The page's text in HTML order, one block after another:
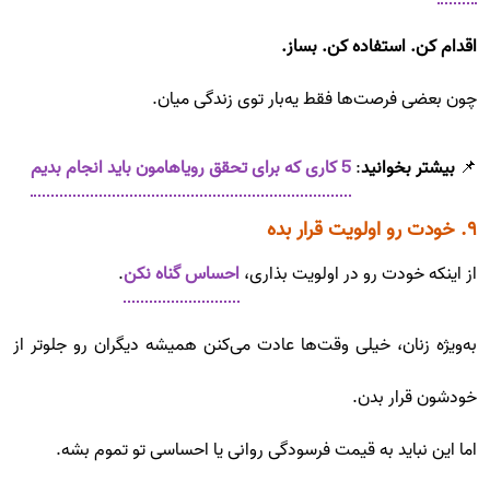
اقدام کن. استفاده کن. بساز.
چون بعضی فرصت‌ها فقط یه‌بار توی زندگی میان.
📌 بیشتر بخوانید:5 کاری که برای تحقق رویاهامون باید انجام بدیم
۹. خودت رو اولویت قرار بده
از اینکه خودت رو در اولویت بذاری،احساس گناه نکن.
به‌ویژه زنان، خیلی وقت‌ها عادت می‌کنن همیشه دیگران رو جلوتر از
خودشون قرار بدن.
اما این نباید به قیمت فرسودگی روانی یا احساسی تو تموم بشه.